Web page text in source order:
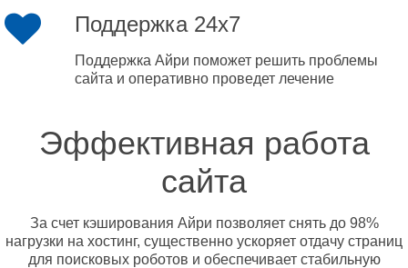
Поддержка 24x7
Поддержка Айри поможет решить проблемы
сайта и оперативно проведет лечение
Эффективная работа
сайта
За счет кэширования Айри позволяет снять до 98%
нагрузки на хостинг, существенно ускоряет отдачу страниц
для поисковых роботов и обеспечивает стабильную